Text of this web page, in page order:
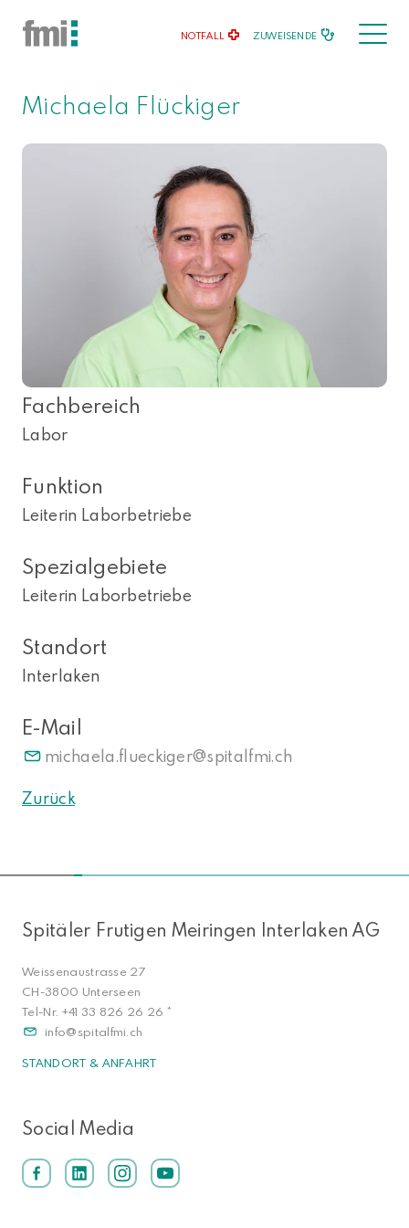
NOTFALL ZUWEISENDE
Michaela Flückiger
Fachbereich
Labor
Funktion
Leiterin Laborbetriebe
Spezialgebiete
Leiterin Laborbetriebe
Standort
Interlaken
E-Mail
michaela.flueckiger
spitalfmi.ch
Zurück
Spitäler Frutigen Meiringen Interlaken AG
Weissenaustrasse 27
CH-3800 Unterseen
Tel-Nr. +41 33 826 26 26 *
info
spitalfmi.ch
STANDORT & ANFAHRT
Social Media